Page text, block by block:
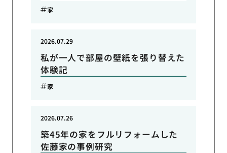
家
私が一人で部屋の壁紙を張り替えた
体験記
2026.07.29
家
築45年の家をフルリフォームした
佐藤家の事例研究
2026.07.26